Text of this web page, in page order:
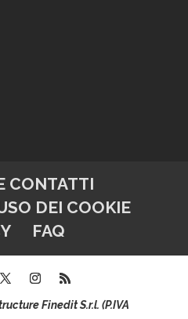
CONTATTI
DEI COOKIE
FAQ
Finedit S.r.l. (P.IVA